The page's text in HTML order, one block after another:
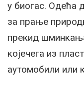
у биогас. Одећа
за прање
прекид
којечега из
аутомобили или